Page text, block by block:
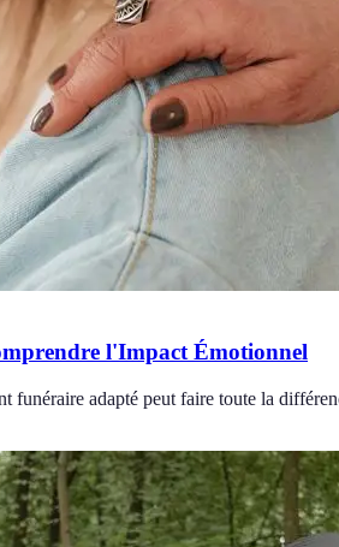
l'Impact Émotionnel
funéraire adapté peut faire toute la